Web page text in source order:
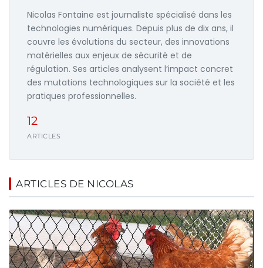
Nicolas Fontaine est journaliste spécialisé dans les
technologies numériques. Depuis plus de dix ans, il
couvre les évolutions du secteur, des innovations
matérielles aux enjeux de sécurité et de
régulation. Ses articles analysent l’impact concret
des mutations technologiques sur la société et les
pratiques professionnelles.
12
ARTICLES
ARTICLES DE NICOLAS